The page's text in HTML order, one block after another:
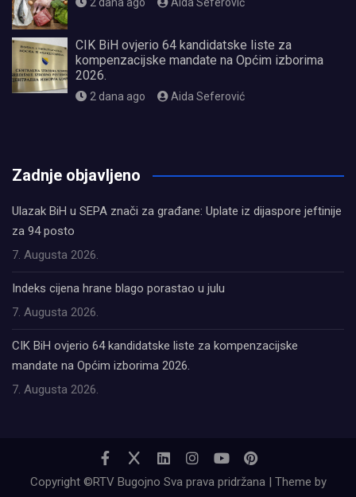
CIK BiH ovjerio 64 kandidatske liste za
kompenzacijske mandate na Općim izborima
2026.
2 dana ago Aida Seferović
Zadnje objavljeno
Ulazak BiH u SEPA znači za građane: Uplate iz dijaspore jeftinije
za 94 posto
7. Augusta 2026.
Indeks cijena hrane blago porastao u julu
7. Augusta 2026.
CIK BiH ovjerio 64 kandidatske liste za kompenzacijske
mandate na Općim izborima 2026.
7. Augusta 2026.
Copyright ©RTV Bugojno Sva prava pridržana | Theme by